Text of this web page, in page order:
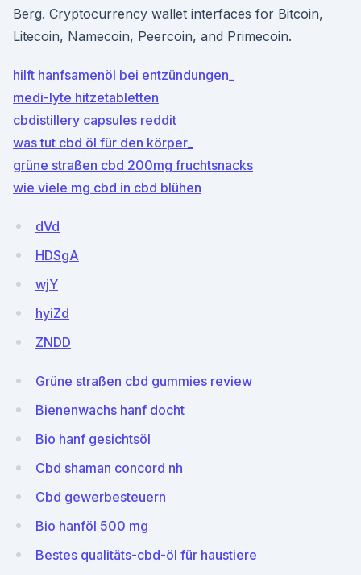
Berg. Cryptocurrency wallet interfaces for Bitcoin,
Litecoin, Namecoin, Peercoin, and Primecoin.
hilft hanfsamenöl bei entzündungen_
medi-lyte hitzetabletten
cbdistillery capsules reddit
was tut cbd öl für den körper_
grüne straßen cbd 200mg fruchtsnacks
wie viele mg cbd in cbd blühen
dVd
HDSgA
wjY
hyiZd
ZNDD
Grüne straßen cbd gummies review
Bienenwachs hanf docht
Bio hanf gesichtsöl
Cbd shaman concord nh
Cbd gewerbesteuern
Bio hanföl 500 mg
Bestes qualitäts-cbd-öl für haustiere